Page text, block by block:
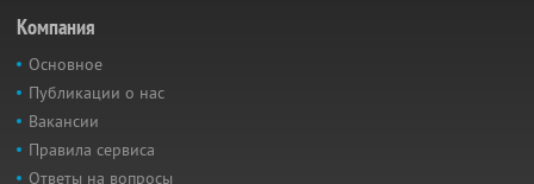
Компания
Основное
Публикации о нас
Вакансии
Правила сервиса
Ответы на вопросы